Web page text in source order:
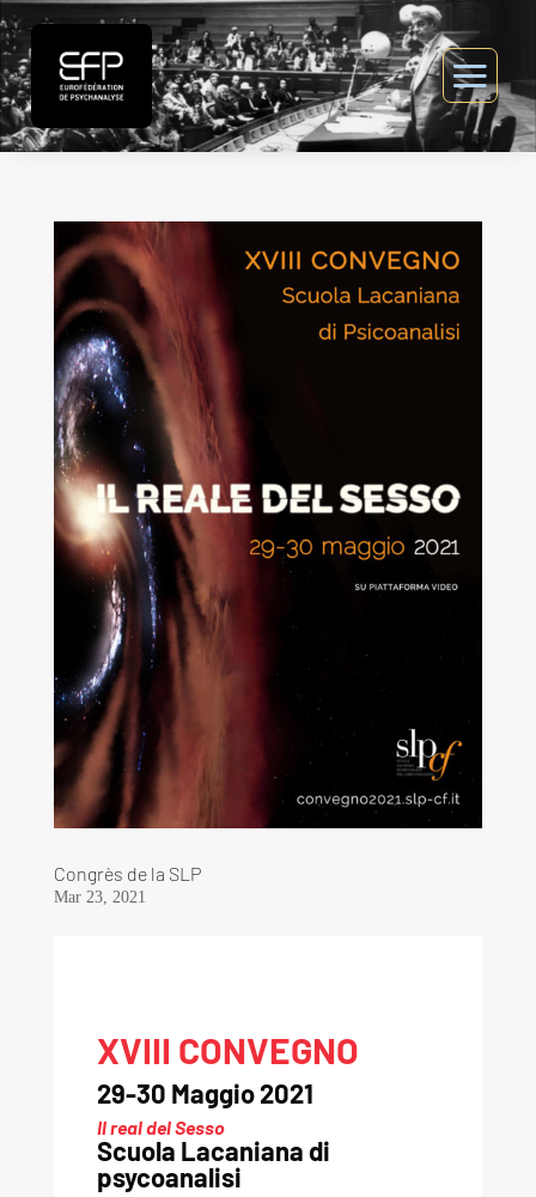
Congrès de la SLP
Mar 23, 2021
XVIII CONVEGNO
29-30 Maggio 2021
Il real del Sesso
Scuola Lacaniana di
psycoanalisi